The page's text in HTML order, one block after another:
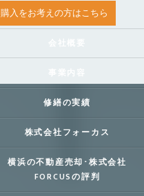
購入をお考えの方はこちら
修繕の実績
株式会社フォーカス
横浜の不動産売却･株式会社
FORCUSの評判